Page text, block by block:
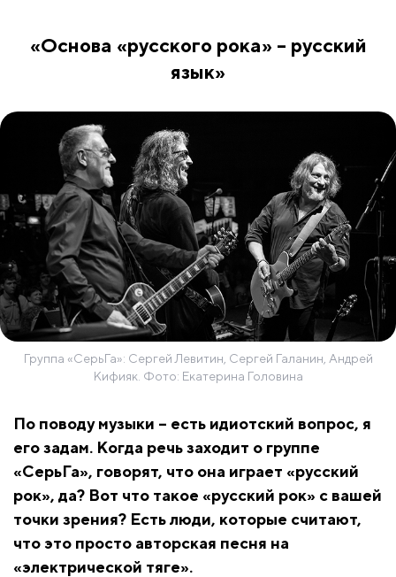
«Основа «русского рока» – русский
язык»
Группа «СерьГа»: Сергей Левитин, Сергей Галанин, Андрей
Кифияк. Фото: Екатерина Головина
По поводу музыки – есть идиотский вопрос, я
его задам. Когда речь заходит о группе
«СерьГа», говорят, что она играет «русский
рок», да? Вот что такое «русский рок» с вашей
точки зрения? Есть люди, которые считают,
что это просто авторская песня на
«электрической тяге».